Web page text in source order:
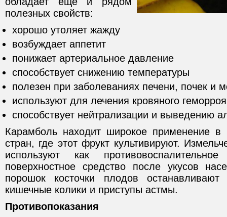
полезных свойств:
хорошо утоляет жажду
возбуждает аппетит
понижает артериальное давление
способствует снижению температуры
полезен при заболеваниях печени, почек и
используют для лечения кровяного геморроя
способствует нейтрализации и выведению
Карамболь находит широкое применение в
стран, где этот фрукт культивируют.
используют как
поверхностное средство после укусов
порошок косточки плодов
кишечные колики и приступы астмы.
Противопоказания